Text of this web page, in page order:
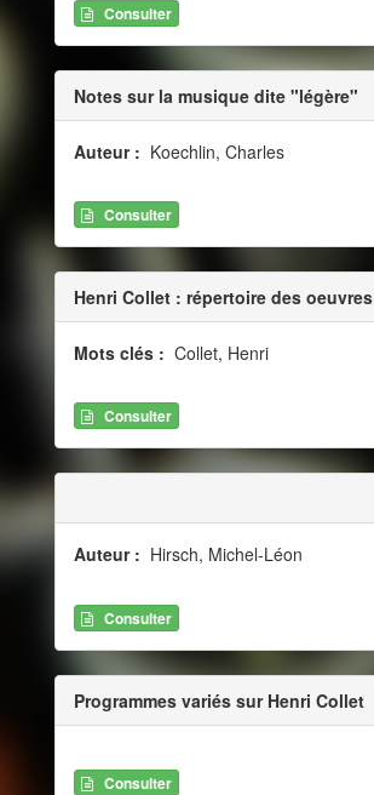
Consulter
Notes sur la musique dite "légère"
Auteur : Koechlin, Charles
Consulter
Henri Collet : répertoire des oeuvres
Mots clés : Collet, Henri
Consulter
Auteur : Hirsch, Michel-Léon
Consulter
Programmes variés sur Henri Collet
Consulter